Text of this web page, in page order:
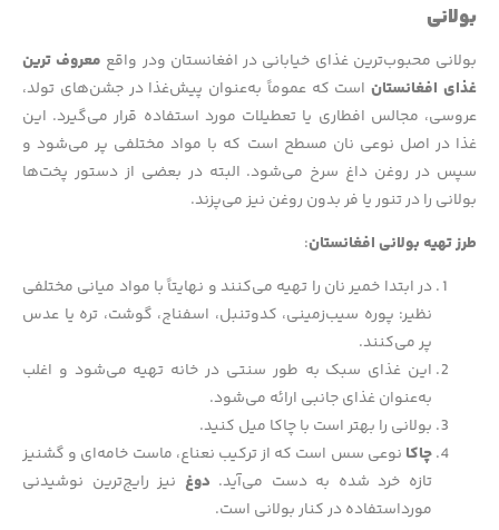
بولانی
بولانی محبوب‌ترین غذای خیابانی در افغانستان ودر واقع معروف ترین
غذای افغانستاناست که عموماً به‌عنوان پیش‌غذا در جشن‌های تولد،
عروسی، مجالس افطاری یا تعطیلات مورد استفاده قرار می‌گیرد. این
غذا در اصل نوعی نان مسطح است که با مواد مختلفی پر می‌شود و
سپس در روغن داغ سرخ می‌شود. البته در بعضی از دستور پخت‌ها
بولانی را در تنور یا فر بدون روغن نیز می‌پزند.
طرز تهیه بولانی افغانستان:
در ابتدا خمیر نان را تهیه می‌کنند و نهایتاً با مواد میانی مختلفی
نظیر: پوره سیب‌زمینی، کدوتنبل، اسفناج، گوشت، تره یا عدس
پر می‌کنند.
این غذای سبک به طور سنتی در خانه تهیه می‌شود و اغلب
به‌عنوان غذای جانبی ارائه می‌شود.
بولانی را بهتر است با چاکا میل کنید.
چاکا نوعی سس است که از ترکیب نعناع، ماست خامه‌ای و گشنیز
تازه خرد شده به دست می‌آید. دوغ نیز رایج‌ترین نوشیدنی
مورداستفاده در کنار بولانی است.